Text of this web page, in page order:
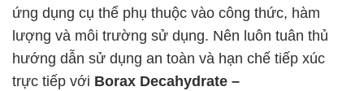
ứng dụng cụ thể phụ thuộc vào công thức, hàm
lượng và môi trường sử dụng. Nên luôn tuân thủ
hướng dẫn sử dụng an toàn và hạn chế tiếp xúc
trực tiếp với Borax Decahydrate –